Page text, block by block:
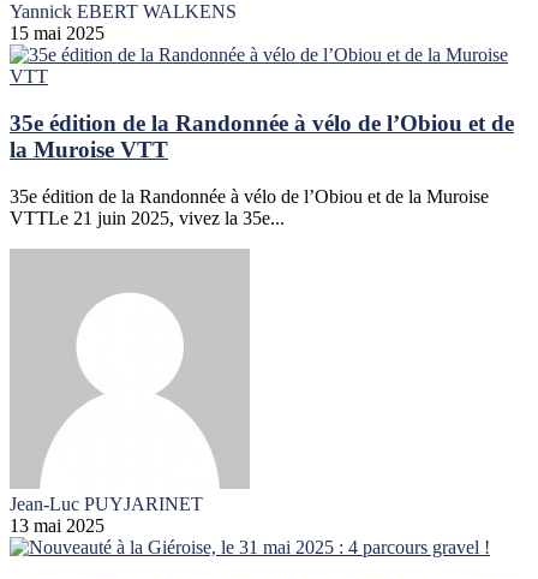
Yannick EBERT WALKENS
15 mai 2025
35e édition de la Randonnée à vélo de l’Obiou et de
la Muroise VTT
35e édition de la Randonnée à vélo de l’Obiou et de la Muroise
VTTLe 21 juin 2025, vivez la 35e...
Jean-Luc PUYJARINET
13 mai 2025